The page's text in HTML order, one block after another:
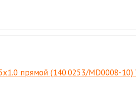
прямой (140.0253/MD0008-10)